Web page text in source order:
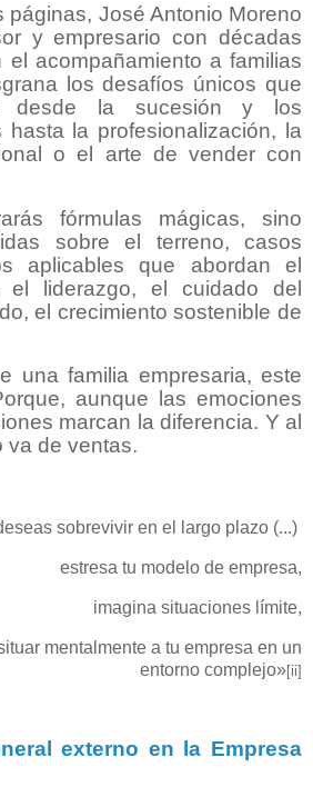
páginas, José Antonio Moreno
y empresario con décadas
acompañamiento a familias
los desafíos únicos que
desde la sucesión y los
hasta la profesionalización, la
o el arte de vender con
fórmulas mágicas, sino
sobre el terreno, casos
aplicables que abordan el
el liderazgo, el cuidado del
el crecimiento sostenible de
una familia empresaria, este
aunque las emociones
marcan la diferencia. Y al
de ventas.
sobrevivir en el largo plazo (...)
estresa tu modelo de empresa,
imagina situaciones límite,
mentalmente a tu empresa en un
entorno complejo»[ii]
externo en la Empresa